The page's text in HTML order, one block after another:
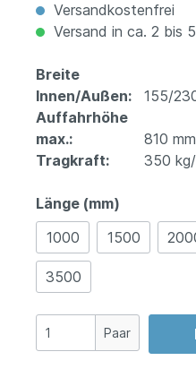
Versandkostenfrei
Versand in ca. 2 bis
Breite
Innen/Außen:
155/
Auffahrhöhe
max.:
810 mm
Tragkraft:
350
Länge (mm)
1000
1500
3500
Paar